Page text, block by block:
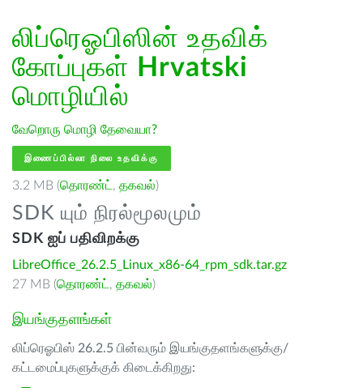
லிப்ரெஓபிஸின் உதவிக்
கோப்புகள் Hrvatski
மொழியில்
வேறொரு மொழி தேவையா?
இணைப்பில்லா நிலை உதவிக்கு
3.2 MB (தொரண்ட் , தகவல்)
SDK யும் நிரல்மூலமும்
SDK ஐப் பதிவிறக்கு
LibreOffice_26.2.5_Linux_x86-64_rpm_sdk.tar.gz
27 MB (தொரண்ட் , தகவல்)
இயங்குதளங்கள்
லிப்ரெஓபிஸ் 26.2.5 பின்வரும் இயங்குதளங்களுக்கு/
கட்டமைப்புகளுக்குக் கிடைக்கிறது: